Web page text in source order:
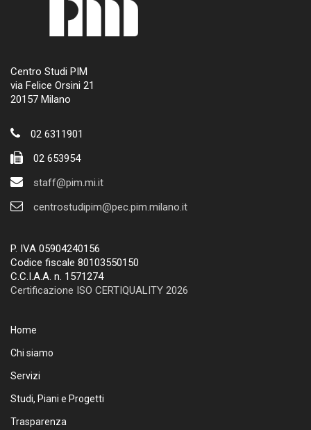
Centro Studi PIM
via Felice Orsini 21
20157 Milano
02 6311901
02 653954
staff@pim.mi.it
centrostudipim@pec.pim.milano.it
P. IVA 05904240156
Codice fiscale 80103550150
C.C.I.A.A. n. 1571274
Certificazione ISO CERTIQUALITY 2026
Home
Chi siamo
Servizi
Studi, Piani e Progetti
Trasparenza